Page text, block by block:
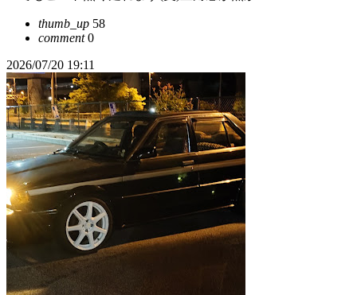
thumb_up 58
comment0
2026/07/20 19:11